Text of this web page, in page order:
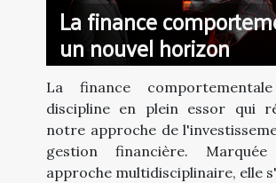
La finance
un nouvel horizon
La finance
discipline en plein essor qui
notre approche de
gestion financière.
approche multidisciplinaire, elle